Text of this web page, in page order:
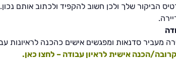
מעביר סדנאות ומפגשים אישים כהכנה לראיונות
הכנה אישית לראיון עבודה – לחצו כאן.